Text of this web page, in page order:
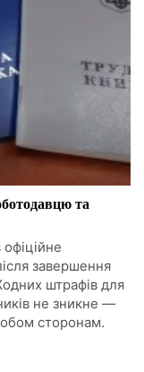
та
завершення
штрафів для
не зникне —
обом сторонам.